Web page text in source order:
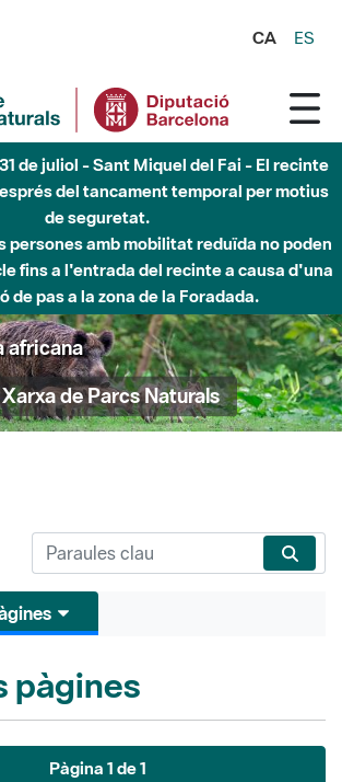
CA ES
de juliol - Sant Miquel del Fai - El recinte
del tancament temporal per motius
de seguretat.
persones amb mobilitat reduïda no poden
fins a l'entrada del recinte a causa d'una
de pas a la zona de la Foradada.
africana
de Parcs Naturals
pàgines
Pàgina 1 de 1